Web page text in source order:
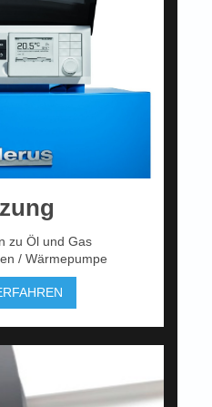
zu Öl und Gas
/ Wärmepumpe